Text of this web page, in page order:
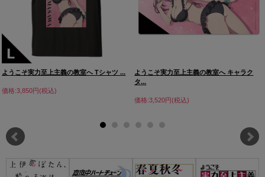
ようこそ実力至上主義の教室へ Tシャツ ...
価格:3,850円(税込)
ようこそ実力至上主義の教室へ キャラク
タ...
価格:3,520円(税込)